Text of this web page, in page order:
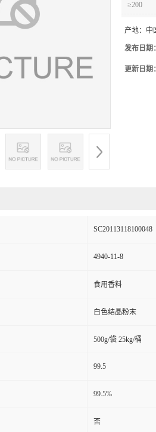
≥200
产地： 中
发布日期
更新日期
SC20113118100048
4940-11-8
食用香料
白色结晶粉末
500g/袋 25kg/桶
99.5
99.5%
否